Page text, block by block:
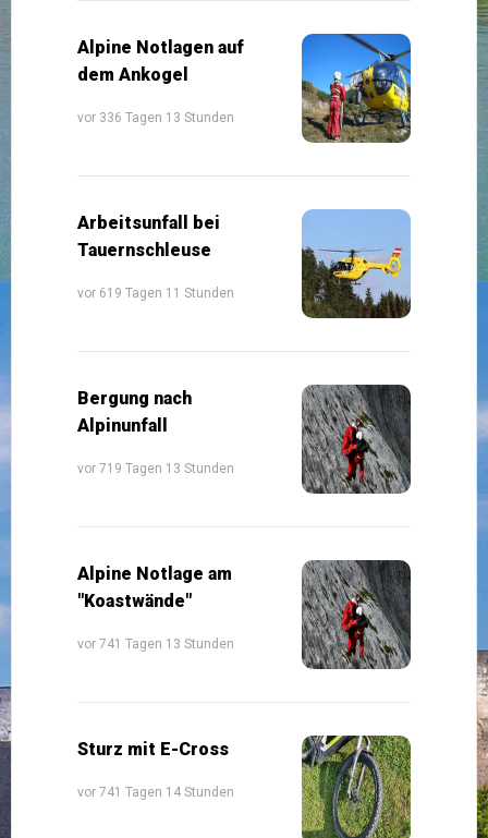
Alpine Notlagen auf
dem Ankogel
vor 336 Tagen 13 Stunden
Arbeitsunfall bei
Tauernschleuse
vor 619 Tagen 11 Stunden
Bergung nach
Alpinunfall
vor 719 Tagen 13 Stunden
Alpine Notlage am
"Koastwände"
vor 741 Tagen 13 Stunden
Sturz mit E-Cross
vor 741 Tagen 14 Stunden